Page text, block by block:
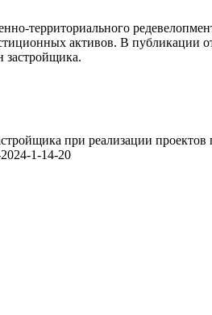
территориального
активов. В публикации
застройщика.
при реализации проектов
1-14-20